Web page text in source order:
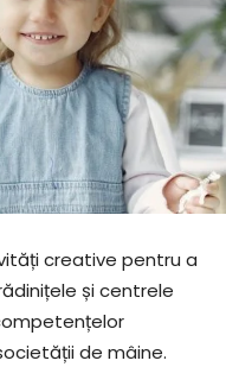
creative pentru a
și centrele
de mâine.